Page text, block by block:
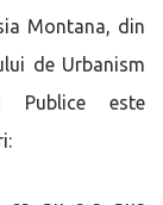
Montana, din
de Urbanism
Publice este